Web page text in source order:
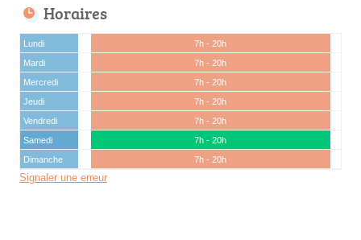
Horaires
Lundi
7h - 20h
Mardi
7h - 20h
Mercredi
7h - 20h
Jeudi
7h - 20h
Vendredi
7h - 20h
Samedi
7h - 20h
Dimanche
7h - 20h
Signaler une erreur